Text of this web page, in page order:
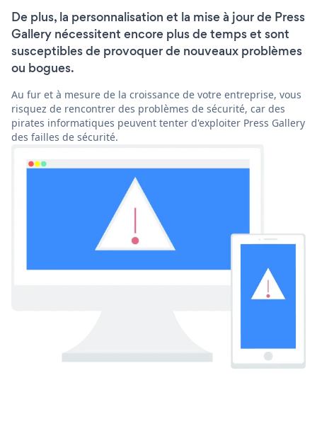
De plus, la personnalisation et la mise à jour de Press
Gallery nécessitent encore plus de temps et sont
susceptibles de provoquer de nouveaux problèmes
ou bogues.
Au fur et à mesure de la croissance de votre entreprise, vous
risquez de rencontrer des problèmes de sécurité, car des
pirates informatiques peuvent tenter d'exploiter Press Gallery
des failles de sécurité.